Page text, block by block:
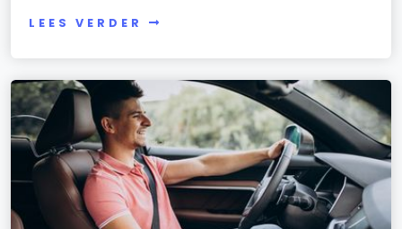
LEES VERDER